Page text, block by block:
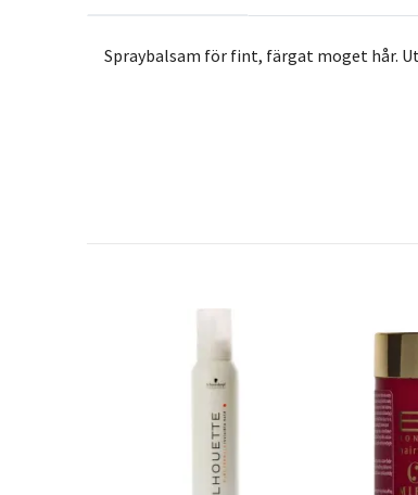
Spraybalsam för fint, färgat moget hår.